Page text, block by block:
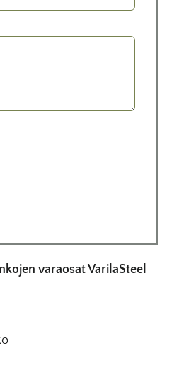
varaosat VarilaSteel